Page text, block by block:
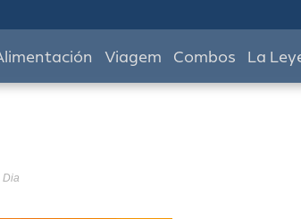
Viagem Combos La
Dia